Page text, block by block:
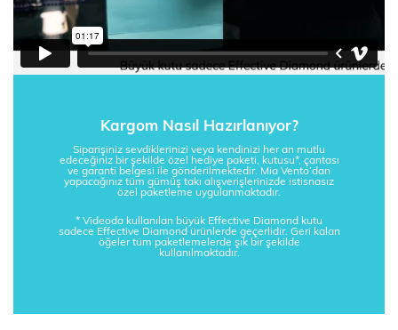
Kargom Nasıl Hazırlanıyor?
Siparişiniz sevdiklerinizi veya kendinizi her an mutlu
edeceğiniz bir şekilde özel hediye paketi, kutusu*, çantası
ve garanti belgesi ile gönderilmektedir. Mia Vento’dan
yapacağınız tüm gümüş takı alışverişlerinizde istisnasız
özel paketleme uygulanmaktadır.
* Videoda kullanılan büyük Effective Diamond kutu
sadece Effective Diamond ürünlerde geçerlidir. Geri kalan
öğeler tüm paketlemelerde şık bir şekilde
kullanılmaktadır.